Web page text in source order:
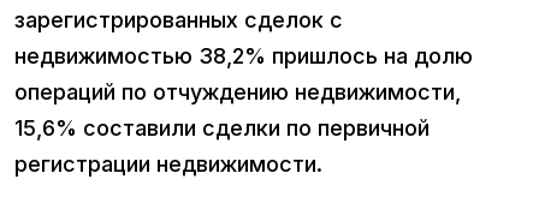
зарегистрированных сделок с
недвижимостью 38,2% пришлось на долю
операций по отчуждению недвижимости,
15,6% составили сделки по первичной
регистрации недвижимости.